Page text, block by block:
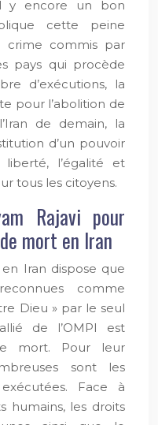
y encore un bon
cette peine
crime commis par
pays qui procède
d’exécutions, la
pour l’abolition de
de demain, la
d’un pouvoir
liberté, l’égalité et
tous les citoyens.
Rajavi pour
mort en Iran
Iran dispose que
comme
Dieu » par le seul
de l’OMPI est
mort. Pour leur
sont les
Face à
humains, les droits